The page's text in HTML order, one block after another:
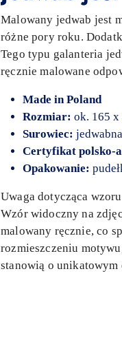
Malowany jedwab jest
różne pory roku.
Tego typu galanteria
ręcznie malowane
Made in Poland
Rozmiar: ok. 165 x
Surowiec:
Certyfikat polsko-
Opakowanie:
Uwaga dotycząca
Wzór widoczny na
malowany ręcznie, co
rozmieszczeniu
stanowią o